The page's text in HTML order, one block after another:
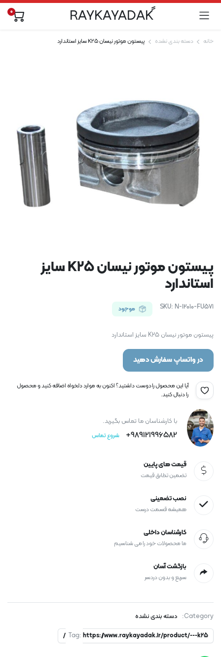
ًRAYKAYADAK 0
خانه دسته بندی نشده پیستون موتور نیسان K25 سایز استاندارد
پیستون موتور نیسان K25 سایز
استاندارد
SKU: N-12010-FU571 موجود
پیستون موتور نیسان K25 سایز استاندارد
در واتساپ سفارش دهید
آیا این محصول را دوست داشتید؟ اکنون به موارد دلخواه اضافه کنید و محصول
را دنبال کنید.
با کارشناسان ما تماس بگیرید.
989121996582+ شروع تماس
قیمت های پایین
تضمین تطابق قیمت
نصب تضمینی
همیشه قسمت درست
کارشناسان داخلی
ما محصولات خود را می شناسیم
بازگشت آسان
سریع و بدون دردسر
Category:
دسته بندی نشده
Tag: https://www.raykayadak.ir/product/---k25/